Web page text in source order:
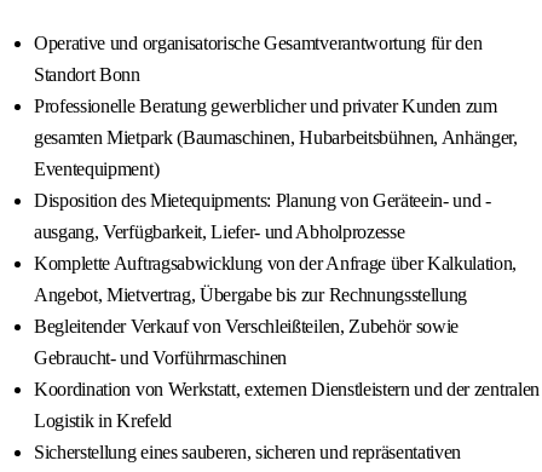
Operative und organisatorische Gesamtverantwortung für den
Standort Bonn
Professionelle Beratung gewerblicher und privater Kunden zum
gesamten Mietpark (Baumaschinen, Hubarbeitsbühnen, Anhänger,
Eventequipment)
Disposition des Mietequipments: Planung von Geräteein- und -
ausgang, Verfügbarkeit, Liefer- und Abholprozesse
Komplette Auftragsabwicklung von der Anfrage über Kalkulation,
Angebot, Mietvertrag, Übergabe bis zur Rechnungsstellung
Begleitender Verkauf von Verschleißteilen, Zubehör sowie
Gebraucht- und Vorführmaschinen
Koordination von Werkstatt, externen Dienstleistern und der zentralen
Logistik in Krefeld
Sicherstellung eines sauberen, sicheren und repräsentativen